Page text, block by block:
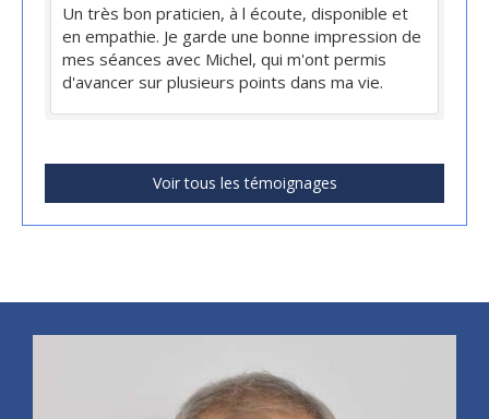
Un très bon praticien, à l écoute, disponible et
en empathie. Je garde une bonne impression de
mes séances avec Michel, qui m'ont permis
d'avancer sur plusieurs points dans ma vie.
Voir tous les témoignages